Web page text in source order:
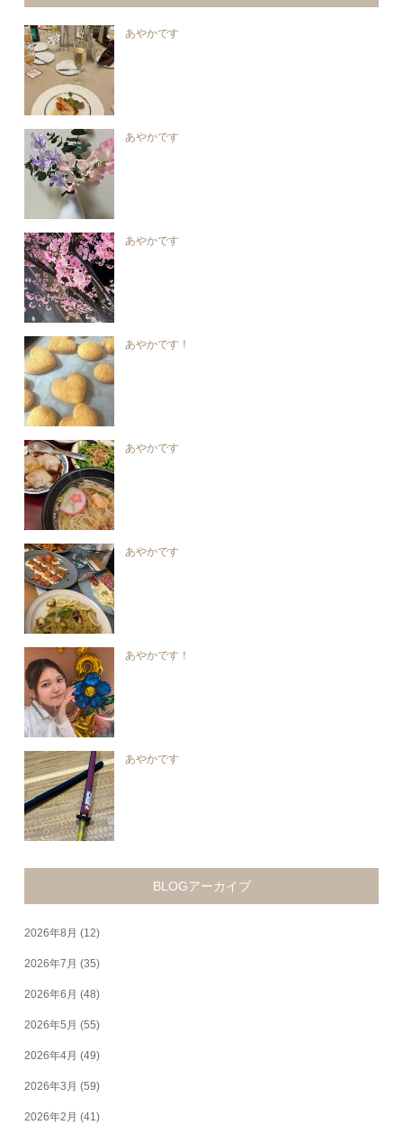
あやかです
あやかです
あやかです
あやかです！
あやかです
あやかです
あやかです！
あやかです
BLOGアーカイブ
2026年8月 (12)
2026年7月 (35)
2026年6月 (48)
2026年5月 (55)
2026年4月 (49)
2026年3月 (59)
2026年2月 (41)